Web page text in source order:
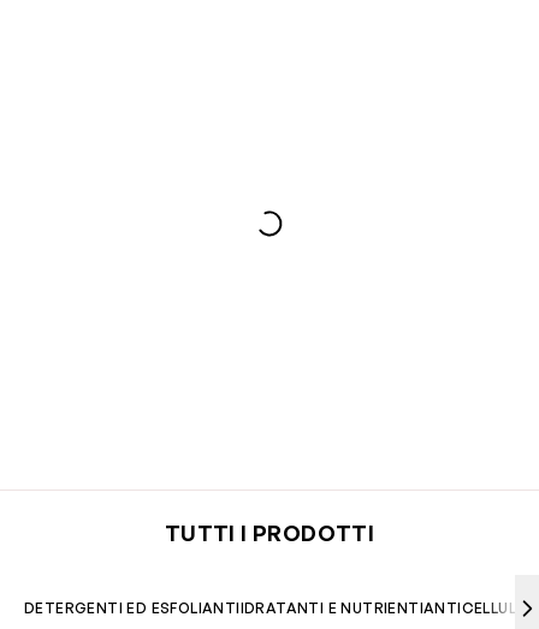
TUTTI I PRODOTTI
DETERGENTI ED ESFOLIANTIIDRATANTI E NUTRIENTI